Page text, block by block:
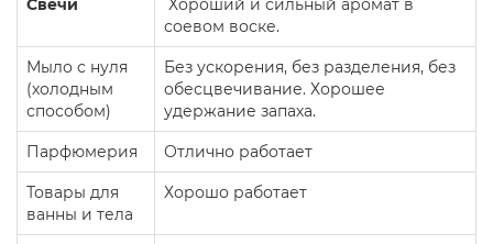
Свечи
Хороший и сильный аромат в
соевом воске.
Мыло с нуля
(холодным
способом)
Без ускорения, без разделения, без
обесцвечивание. Хорошее
удержание запаха.
Парфюмерия Отлично работает
Товары для
ванны и тела
Хорошо работает